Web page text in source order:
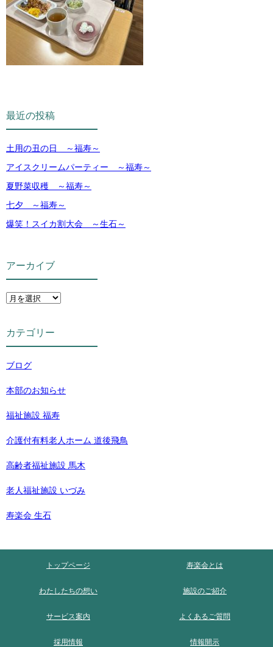
最近の投稿
土用の丑の日 ～福寿～
アイスクリームパーティー ～福寿～
夏野菜収穫 ～福寿～
七夕 ～福寿～
爆笑！スイカ割大会 ～生石～
アーカイブ
カテゴリー
ブログ
本部のお知らせ
福祉施設 福寿
介護付有料老人ホーム 道後飛鳥
高齢者福祉施設 馬木
老人福祉施設 いづみ
寿楽会 生石
トップページ 寿楽会とは
わたしたちの想い 施設のご紹介
サービス案内 よくあるご質問
採用情報 情報開示